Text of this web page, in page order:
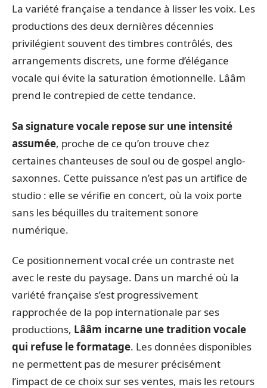
La variété française a tendance à lisser les voix. Les
productions des deux dernières décennies
privilégient souvent des timbres contrôlés, des
arrangements discrets, une forme d’élégance
vocale qui évite la saturation émotionnelle. Lââm
prend le contrepied de cette tendance.
Sa signature vocale repose sur une intensité
assumée, proche de ce qu’on trouve chez
certaines chanteuses de soul ou de gospel anglo-
saxonnes. Cette puissance n’est pas un artifice de
studio : elle se vérifie en concert, où la voix porte
sans les béquilles du traitement sonore
numérique.
Ce positionnement vocal crée un contraste net
avec le reste du paysage. Dans un marché où la
variété française s’est progressivement
rapprochée de la pop internationale par ses
productions, Lââm incarne une tradition vocale
qui refuse le formatage. Les données disponibles
ne permettent pas de mesurer précisément
l’impact de ce choix sur ses ventes, mais les retours